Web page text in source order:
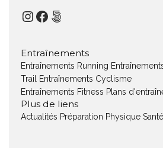
Instagram
Facebook
500px
Entraînements
Entraînements Running
Trail
Entraînements Cyclisme
Entraînements Fitness Plans
Plus de liens
Actualités Préparation Physique Santé